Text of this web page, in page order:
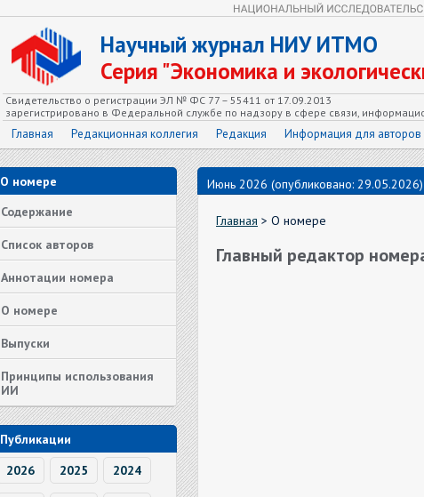
Научный журнал НИУ ИТМО
Серия "Экономика и
Свидетельство о регистрации ЭЛ № ФС 77 – 55411 от 17.09.2013
зарегистрировано в Федеральной службе по надзору в сфере связи,
Главная Редакционная коллегия Редакция Информация для авторов
О номере
Содержание
Список авторов
Аннотации номера
О номере
Выпуски
Принципы использования
ИИ
Публикации
2026
2025 2024
Июнь 2026 (опубликовано: 29.05.2026)
Главная > О номере
Главный редактор